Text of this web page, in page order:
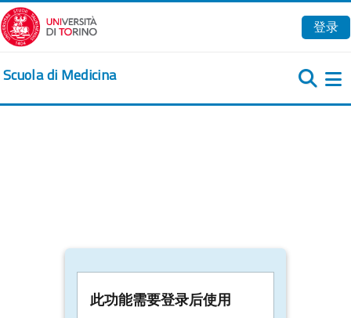
跳到主要内容
登录
Scuola di Medicina
此功能需要登录后使用